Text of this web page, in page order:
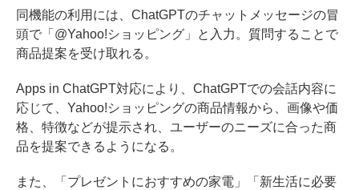
同機能の利用には、ChatGPTのチャットメッセージの冒
頭で「@Yahoo!ショッピング」と入力。質問することで
商品提案を受け取れる。
Apps in ChatGPT対応により、ChatGPTでの会話内容に
応じて、Yahoo!ショッピングの商品情報から、画像や価
格、特徴などが提示され、ユーザーのニーズに合った商
品を提案できるようになる。
また、「プレゼントにおすすめの家電」「新生活に必要